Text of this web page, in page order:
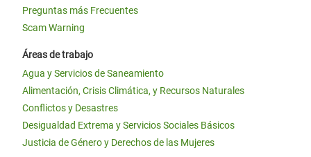
Preguntas más Frecuentes
Scam Warning
Áreas de trabajo
Agua y Servicios de Saneamiento
Alimentación, Crisis Climática, y Recursos Naturales
Conflictos y Desastres
Desigualdad Extrema y Servicios Sociales Básicos
Justicia de Género y Derechos de las Mujeres